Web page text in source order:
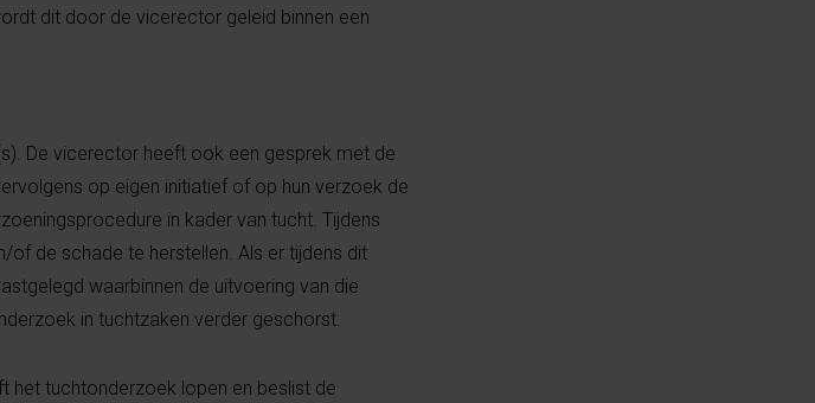
dit door de vicerector geleid binnen een
De vicerector heeft ook een gesprek met de
op eigen initiatief of op hun verzoek de
in kader van tucht. Tijdens
of de schade te herstellen. Als er tijdens dit
waarbinnen de uitvoering van die
in tuchtzaken verder geschorst.
het tuchtonderzoek lopen en beslist de